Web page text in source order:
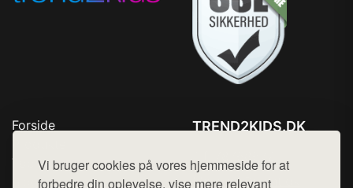
Vi bruger cookies på vores hjemmeside for at
forbedre din oplevelse, vise mere relevant
Forside
Top Rabatter
Blog
TREND2KIDS.DK
Mail: hej@want.dk